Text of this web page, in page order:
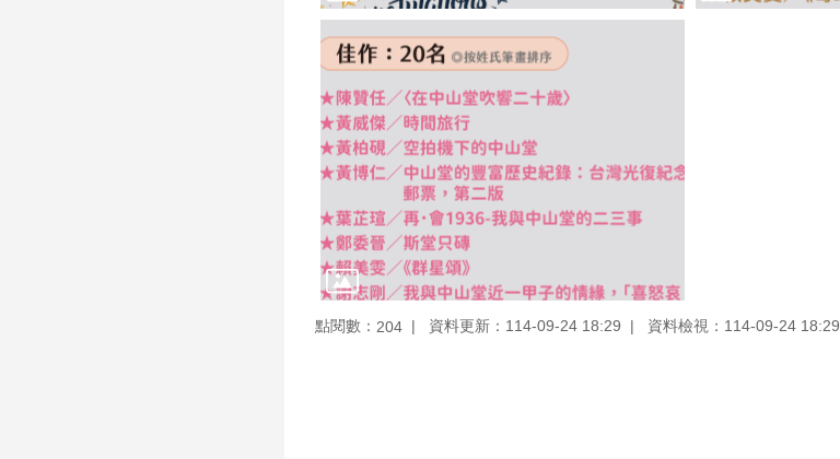
點閱數： 204 資料更新：114-09-24 18:29 資料檢視：114-09-24 18:29